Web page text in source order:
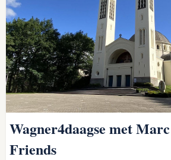
Wagner4daagse met
Friends